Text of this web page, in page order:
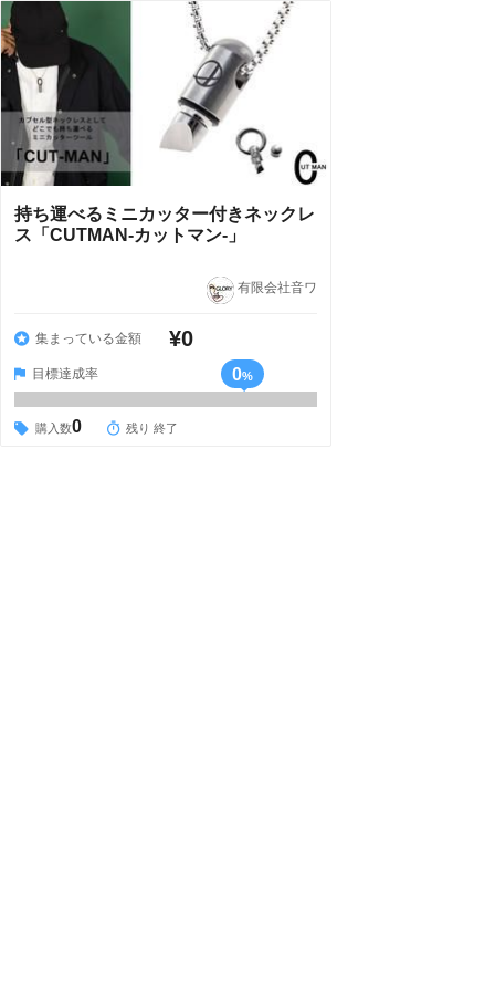
持ち運べるミニカッター付きネックレ
ス「CUTMAN‐カットマン‐」
有限会社音ワ
集まっている金額 ¥0
目標達成率 0%
購入数0 残り 終了